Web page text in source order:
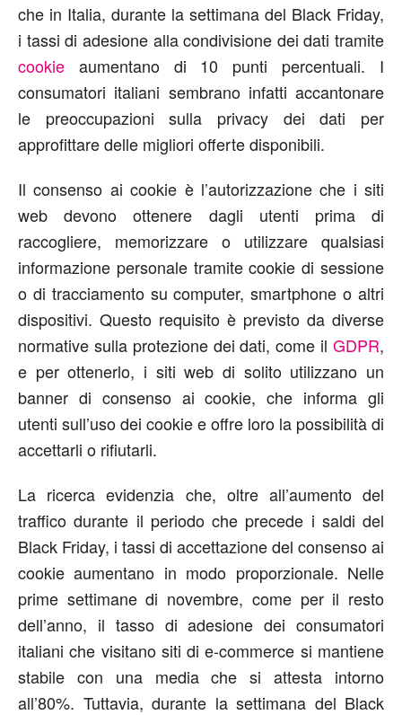
che in Italia, durante la settimana del Black Friday,
i tassi di adesione alla condivisione dei dati tramite
cookie aumentano di 10 punti percentuali. I
consumatori italiani sembrano infatti accantonare
le preoccupazioni sulla privacy dei dati per
approfittare delle migliori offerte disponibili.
Il consenso ai cookie è l’autorizzazione che i siti
web devono ottenere dagli utenti prima di
raccogliere, memorizzare o utilizzare qualsiasi
informazione personale tramite cookie di sessione
o di tracciamento su computer, smartphone o altri
dispositivi. Questo requisito è previsto da diverse
normative sulla protezione dei dati, come il GDPR,
e per ottenerlo, i siti web di solito utilizzano un
banner di consenso ai cookie, che informa gli
utenti sull’uso dei cookie e offre loro la possibilità di
accettarli o rifiutarli.
La ricerca evidenzia che, oltre all’aumento del
traffico durante il periodo che precede i saldi del
Black Friday, i tassi di accettazione del consenso ai
cookie aumentano in modo proporzionale. Nelle
prime settimane di novembre, come per il resto
dell’anno, il tasso di adesione dei consumatori
italiani che visitano siti di e-commerce si mantiene
stabile con una media che si attesta intorno
all’80%. Tuttavia, durante la settimana del Black